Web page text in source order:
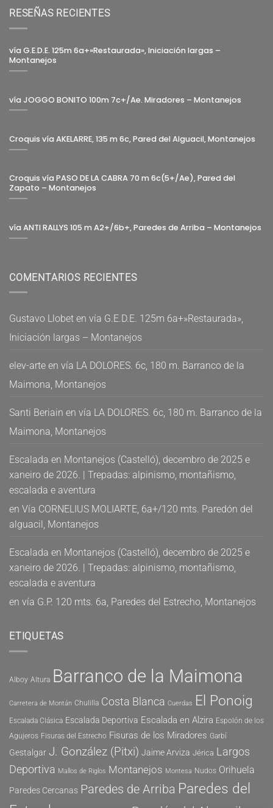
RESEÑAS RECIENTES
vía G.E.D.E. 125m 6a+»Restaurada», Iniciación largas –
Montanejos
vía JOGGO BONITO 100m 7c+/Ae. Miradores – Montanejos
Croquis vía AKELARRE, 135 m 6c, Pared del Alguacil, Montanejos
Croquis vía PASO DE LA CABRA 70 m 6c(5+/Ae), Pared del
Zapato – Montanejos
vía ANTI RALLYS 105 m A2+/6b+, Paredes de Arriba – Montanejos
COMENTARIOS RECIENTES
Gustavo Llobet en vía G.E.D.E. 125m 6a+»Restaurada»,
Iniciación largas – Montanejos
elev-arte en vía LA DOLORES. 6c, 180 m. Barranco de la
Maimona, Montanejos
Santi Beriain en vía LA DOLORES. 6c, 180 m. Barranco de la
Maimona, Montanejos
Escalada en Montanejos (Castelló), decembro de 2025 e
xaneiro de 2026. | Trepadas: alpinismo, montañismo,
escalada e aventura
en Vía CORNELIUS MOLIARTE, 6a+/120 mts. Paredón del
alguacil, Montanejos
Escalada en Montanejos (Castelló), decembro de 2025 e
xaneiro de 2026. | Trepadas: alpinismo, montañismo,
escalada e aventura
en vía G.P. 120 mts. 6a, Paredes del Estrecho, Montanejos
ETIQUETAS
Alboy Altura Barranco de la Maimona
Carretera de Montán Chulilla Costa Blanca Cuerdas El Ponoig
Escalada Clásica Escalada Deportiva Escalada en Alzira Espolón de los
Agujeros Fisuras del Estrecho Fisuras de los Miradores Garbí
Gestalgar J. González (Pitxi) Jaime Arviza Jérica Largos
Deportiva Mallos de Riglos Montanejos Montesa Nudos Orihuela
Paredes Cercanas Paredes de Arriba Paredes del